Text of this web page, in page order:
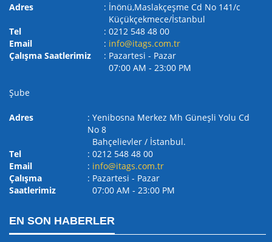
Adres
: İnönü,Maslakçeşme Cd No 141/c
Küçükçekmece/İstanbul
Tel
: 0212 548 48 00
Email
: info@itags.com.tr
Çalışma Saatlerimiz
: Pazartesi - Pazar
07:00 AM ‐ 23:00 PM
Şube
Adres
: Yenibosna Merkez Mh Güneşli Yolu Cd
No 8
Bahçelievler / İstanbul.
Tel
: 0212 548 48 00
Email
: info@itags.com.tr
Çalışma
Saatlerimiz
: Pazartesi - Pazar
07:00 AM ‐ 23:00 PM
EN SON HABERLER